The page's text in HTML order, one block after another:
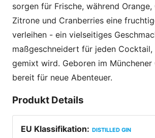
sorgen für Frische, während Orange,
Zitrone und Cranberries eine
verleihen - ein vielseitiges
maßgeschneidert für jeden
gemixt wird. Geboren im Münchener
bereit für neue Abenteuer.
Produkt Details
EU Klassifikation: DISTILLED GIN